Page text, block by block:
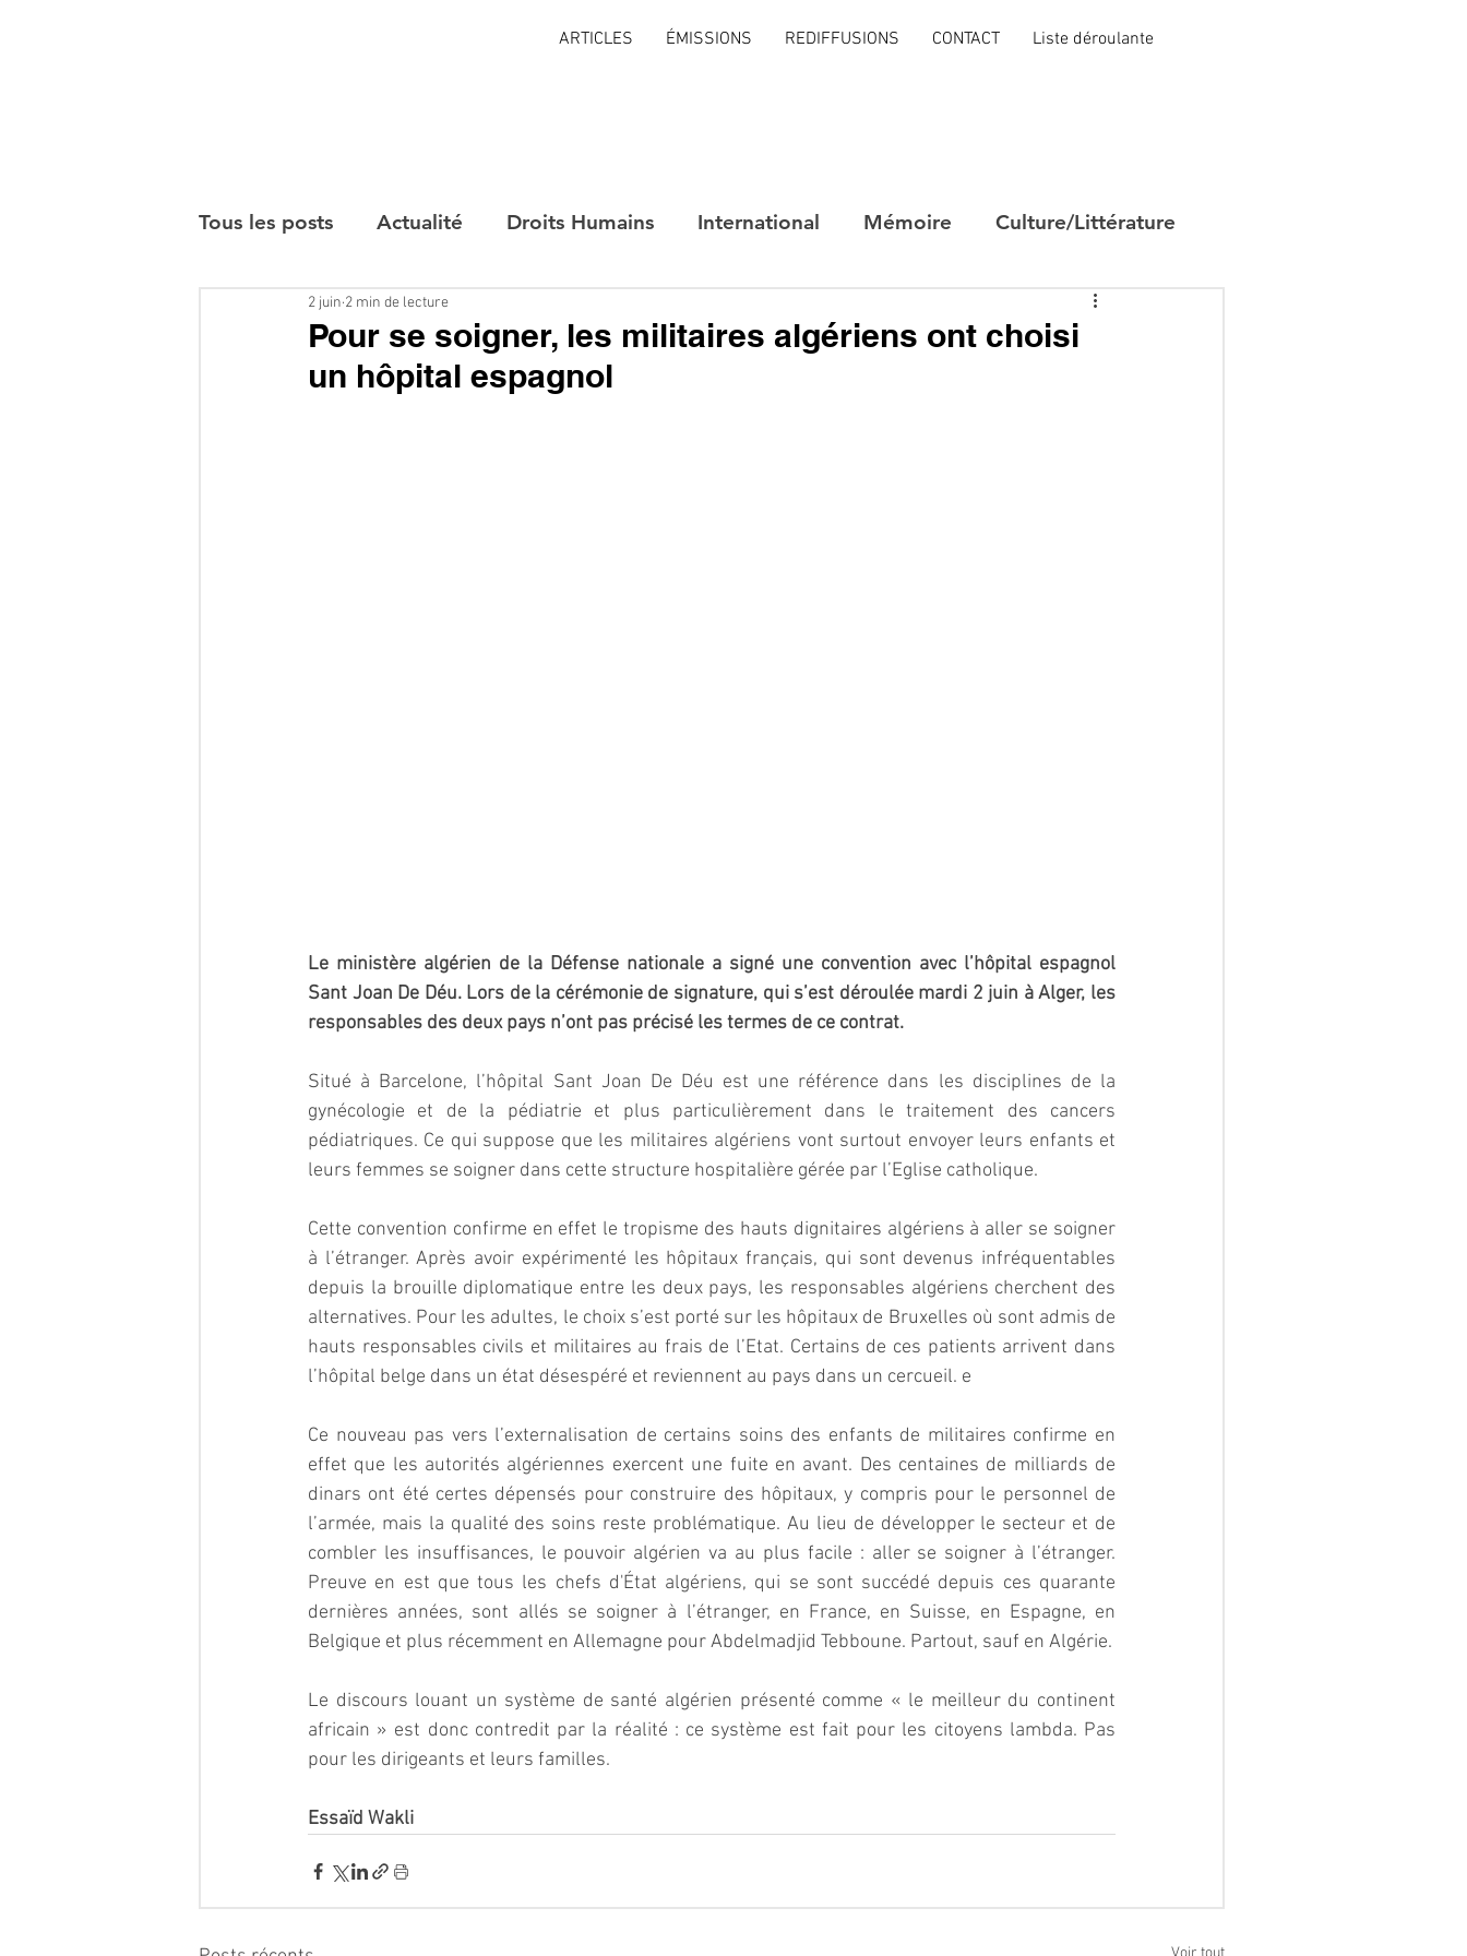
ARTICLES ÉMISSIONS REDIFFUSIONS CONTACT Liste déroulante
Tous les posts Actualité Droits Humains International Mémoire Culture/Littérature
Interviews
Pour se soigner, les militaires algériens ont choisi
un hôpital espagnol
2 juin 2 min de lecture
Le ministère algérien de la Défense nationale a signé une convention avec l’hôpital espagnol
Sant Joan De Déu. Lors de la cérémonie de signature, qui s’est déroulée mardi 2 juin à Alger, les
responsables des deux pays n’ont pas précisé les termes de ce contrat.
Situé à Barcelone, l’hôpital Sant Joan De Déu est une référence dans les disciplines de la
gynécologie et de la pédiatrie et plus particulièrement dans le traitement des cancers
pédiatriques. Ce qui suppose que les militaires algériens vont surtout envoyer leurs enfants et
leurs femmes se soigner dans cette structure hospitalière gérée par l’Eglise catholique.
Cette convention confirme en effet le tropisme des hauts dignitaires algériens à aller se soigner
à l’étranger. Après avoir expérimenté les hôpitaux français, qui sont devenus infréquentables
depuis la brouille diplomatique entre les deux pays, les responsables algériens cherchent des
alternatives. Pour les adultes, le choix s’est porté sur les hôpitaux de Bruxelles où sont admis de
hauts responsables civils et militaires au frais de l’Etat. Certains de ces patients arrivent dans
l’hôpital belge dans un état désespéré et reviennent au pays dans un cercueil. e
Ce nouveau pas vers l’externalisation de certains soins des enfants de militaires confirme en
effet que les autorités algériennes exercent une fuite en avant. Des centaines de milliards de
dinars ont été certes dépensés pour construire des hôpitaux, y compris pour le personnel de
l’armée, mais la qualité des soins reste problématique. Au lieu de développer le secteur et de
combler les insuffisances, le pouvoir algérien va au plus facile : aller se soigner à l’étranger.
Preuve en est que tous les chefs d'État algériens, qui se sont succédé depuis ces quarante
dernières années, sont allés se soigner à l’étranger, en France, en Suisse, en Espagne, en
Belgique et plus récemment en Allemagne pour Abdelmadjid Tebboune. Partout, sauf en Algérie.
Le discours louant un système de santé algérien présenté comme « le meilleur du continent
africain » est donc contredit par la réalité : ce système est fait pour les citoyens lambda. Pas
pour les dirigeants et leurs familles.
Essaïd Wakli